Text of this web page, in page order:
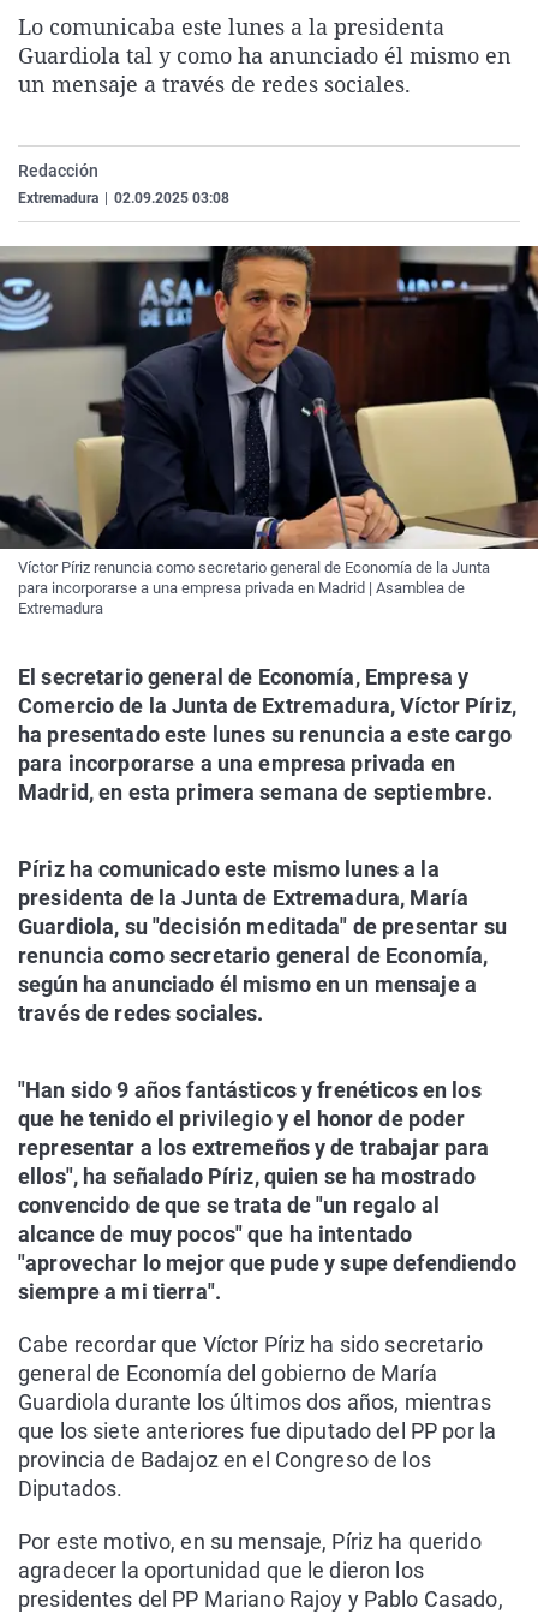
La rosa de los vientos
Gente viajera
Caso
Retornados
Operación Viuda
Extremadura
Galicia
Navarra
Virales
Televisión
Lo comunicaba este lunes a la presidenta
Guardiola tal y como ha anunciado él mismo en
un mensaje a través de redes sociales.
Redacción
Extremadura 02.09.2025 03:08
Víctor Píriz renuncia como secretario general de Economía de la Junta
para incorporarse a una empresa privada en Madrid | Asamblea de
Extremadura
El secretario general de Economía, Empresa y
Comercio de la Junta de Extremadura, Víctor Píriz,
ha presentado este lunes su renuncia a este cargo
para incorporarse a una empresa privada en
Madrid, en esta primera semana de septiembre.
Píriz ha comunicado este mismo lunes a la
presidenta de la Junta de Extremadura, María
Guardiola, su "decisión meditada" de presentar su
renuncia como secretario general de Economía,
según ha anunciado él mismo en un mensaje a
través de redes sociales.
"Han sido 9 años fantásticos y frenéticos en los
que he tenido el privilegio y el honor de poder
representar a los extremeños y de trabajar para
ellos", ha señalado Píriz, quien se ha mostrado
convencido de que se trata de "un regalo al
alcance de muy pocos" que ha intentado
"aprovechar lo mejor que pude y supe defendiendo
siempre a mi tierra".
Cabe recordar que Víctor Píriz ha sido secretario
general de Economía del gobierno de María
Guardiola durante los últimos dos años, mientras
que los siete anteriores fue diputado del PP por la
provincia de Badajoz en el Congreso de los
Diputados.
Por este motivo, en su mensaje, Píriz ha querido
agradecer la oportunidad que le dieron los
presidentes del PP Mariano Rajoy y Pablo Casado,